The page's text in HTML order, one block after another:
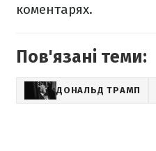
коментарях.
Пов'язані теми:
ДОНАЛЬД ТРАМП